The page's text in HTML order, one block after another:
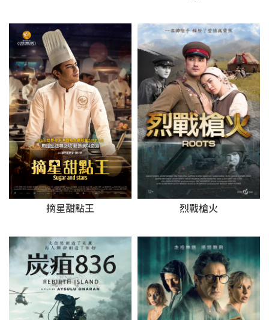
摘星甜點王 烈戰槍火